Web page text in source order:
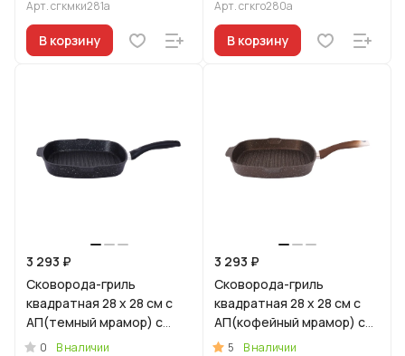
Индукционная"
Арт.сгкмки281а
В корзину
Арт.сгкго280а
В корзину
3 293 ₽
Сковорода-гриль
квадратная 28 x 28 см с
АП(темный мрамор) с
ручкой, линия "Мраморная
0
В наличии
3 293 ₽
Сковорода-гриль
квадратная 28 x 28 см с
АП(кофейный мрамор) с
ручкой, линия "Мраморная
5
В наличии